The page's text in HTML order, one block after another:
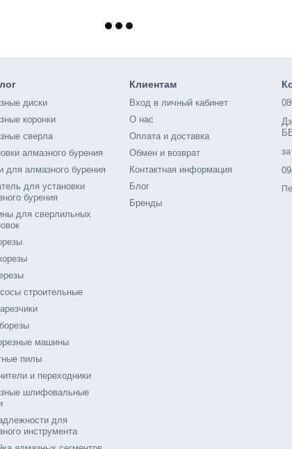
диски
коронки
сверла
алмазного бурения
для алмазного бурения
для установки
бурения
для сверлильных
строительные
машины
пилы
и переходники
шлифовальные
для
инструмента
Клиентам
Вход в личный кабинет
О нас
Оплата и доставка
Обмен и возврат
Контактная информация
Блог
Бренды